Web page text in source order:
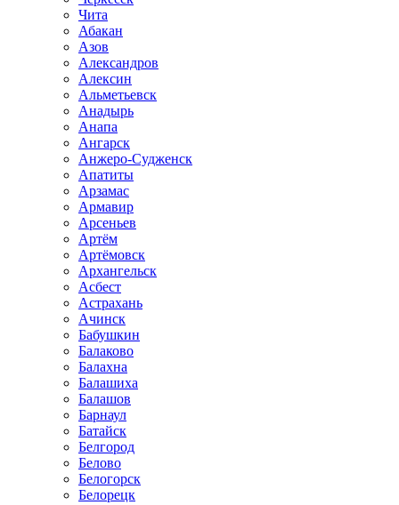
Чита
Абакан
Азов
Александров
Алексин
Альметьевск
Анадырь
Анапа
Ангарск
Анжеро-Судженск
Апатиты
Арзамас
Армавир
Арсеньев
Артём
Артёмовск
Архангельск
Асбест
Астрахань
Ачинск
Бабушкин
Балаково
Балахна
Балашиха
Балашов
Барнаул
Батайск
Белгород
Белово
Белогорск
Белорецк